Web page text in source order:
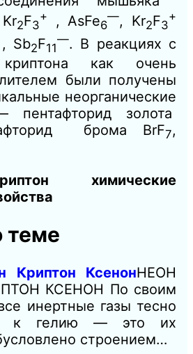
2F3
+ , AsFe6
—, Kr2F3
+
, Sb2F11
—. В реакциях с
как очень
были получены
неорганические
пентафторид золота
брома BrF7,
химические
теме
Криптон КсенонНЕОН
КСЕНОН По своим
инертные газы тесно
к гелию — это их
строением…